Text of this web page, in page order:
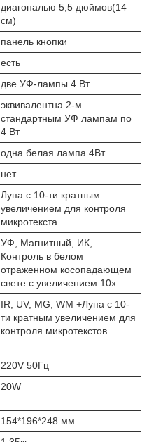
диагональю 5,5 дюймов(14
см)
панель кнопки
есть
две УФ-лампы 4 Вт
эквивалентна 2-м
стандартным УФ лампам по
4 Вт
одна белая лампа 4Вт
нет
Лупа с 10-ти кратным
увеличением для контроля
микротекста
УФ, Магнитный, ИК,
Контроль в белом
отраженном косопадающем
свете с увеличением 10х
IR, UV, MG, WM +Лупа с 10-
ти кратным увеличением для
контроля микротекстов
220V 50Гц
20W
154*196*248 мм